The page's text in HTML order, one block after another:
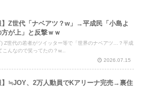
相互RSS
】Z世代「ナベアツ？w」→平成民「小島よ
方が上」と反撃ｗｗ
Z世代の若者がツイッター等で「世界のナベアツ…？平成
こんなので笑ってたの？w...
2026.07.15
】≒JOY、2万人動員でKアリーナ完売→裏住